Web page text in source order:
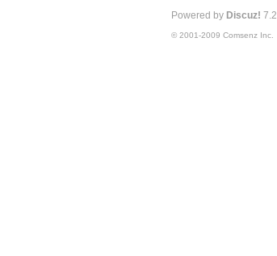
Powered by Discuz! 7.2
© 2001-2009 Comsenz Inc.